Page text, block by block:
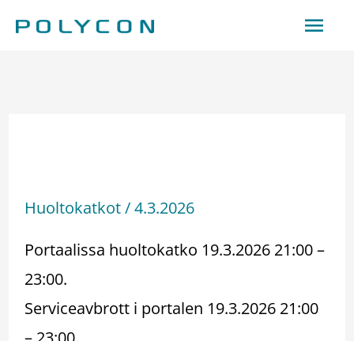
Huoltokatkot/4.3.2026
Portaalissa huoltokatko 19.3.2026 21:00 –
23:00.
Serviceavbrott i portalen 19.3.2026 21:00